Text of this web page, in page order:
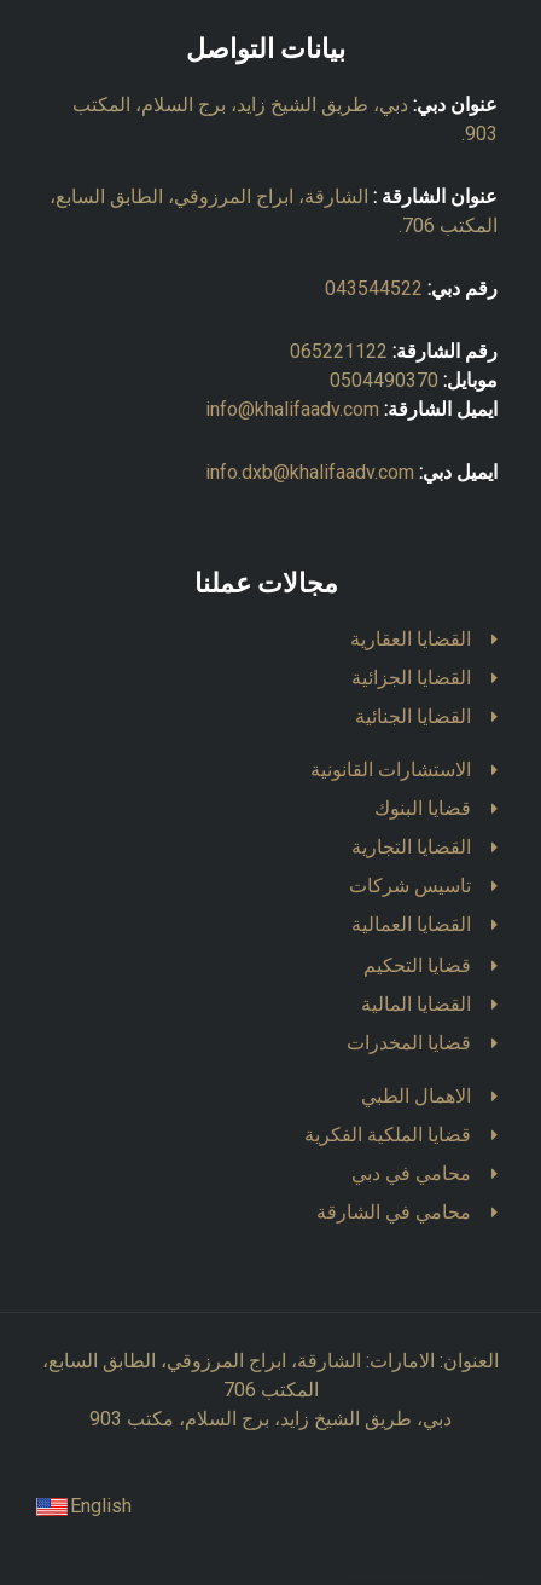
بيانات التواصل
عنوان دبي: دبي، طريق الشيخ زايد، برج السلام، المكتب
903.
عنوان الشارقة : الشارقة، ابراج المرزوقي، الطابق السابع،
المكتب 706.
رقم دبي: 043544522
رقم الشارقة: 065221122
موبايل: 0504490370
ايميل الشارقة: info@khalifaadv.com
ايميل دبي: info.dxb@khalifaadv.com
مجالات عملنا
القضايا العقارية
القضايا الجزائية
القضايا الجنائية
الاستشارات القانونية
قضايا البنوك
القضايا التجارية
تاسيس شركات
القضايا العمالية
قضايا التحكيم
القضايا المالية
قضايا المخدرات
الاهمال الطبي
قضايا الملكية الفكرية
محامي في دبي
محامي في الشارقة
العنوان: الامارات: الشارقة، ابراج المرزوقي، الطابق السابع،
المكتب 706
دبي، طريق الشيخ زايد، برج السلام، مكتب 903
English